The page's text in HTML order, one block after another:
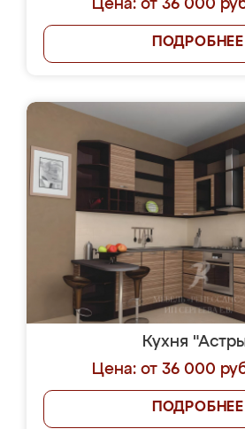
Цена: от 36 000
ПОДРОБНЕЕ
Кухня
Цена: от 36 000
ПОДРОБНЕЕ